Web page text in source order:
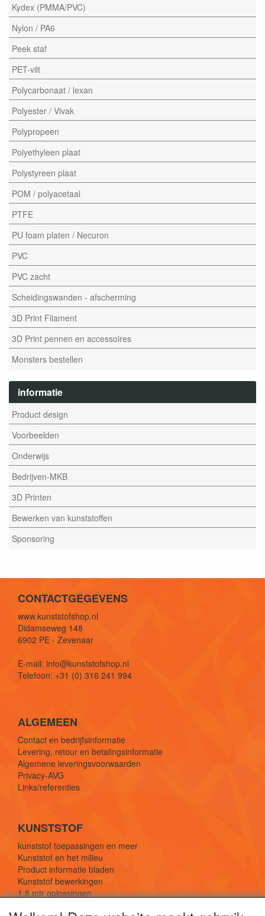
Kydex (PMMA/PVC)
Nylon / PA6
Peek staf
PET-vilt
Polycarbonaat / lexan
Polyester / Vivak
Polypropeen
Polyethyleen plaat
Polystyreen plaat
POM / polyacetaal
PTFE
PU foam platen / Necuron
PVC
PVC zacht
Scheidingswanden - afscherming
3D Print Filament
3D Print pennen en accessoires
Monsters bestellen
informatie
Product design
Voorbeelden
Onderwijs
Bedrijven-MKB
3D Printen
Bewerken van kunststoffen
Sponsoring
CONTACTGEGEVENS
www.kunststofshop.nl
Didamseweg 148
6902 PE - Zevenaar
E-mail: info@kunststofshop.nl
Telefoon: +31 (0) 316 241 994
ALGEMEEN
Contact en bedrijfsinformatie
Levering, retour en betalingsinformatie
Algemene leveringsvoorwaarden
Privacy-AVG
Links/referenties
KUNSTSTOF
kunststof toepassingen en meer
Kunststof en het milieu
Product informatie bladen
Kunststof bewerkingen
1,5 mtr oplossingen